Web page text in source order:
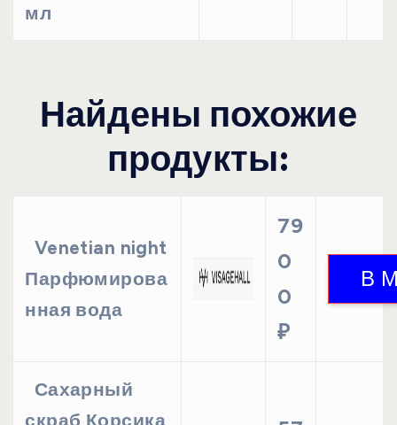
мл
Найдены похожие
продукты:
Venetian night
Парфюмирова
нная вода
79
0
0
₽
Сахарный
скраб Корсика